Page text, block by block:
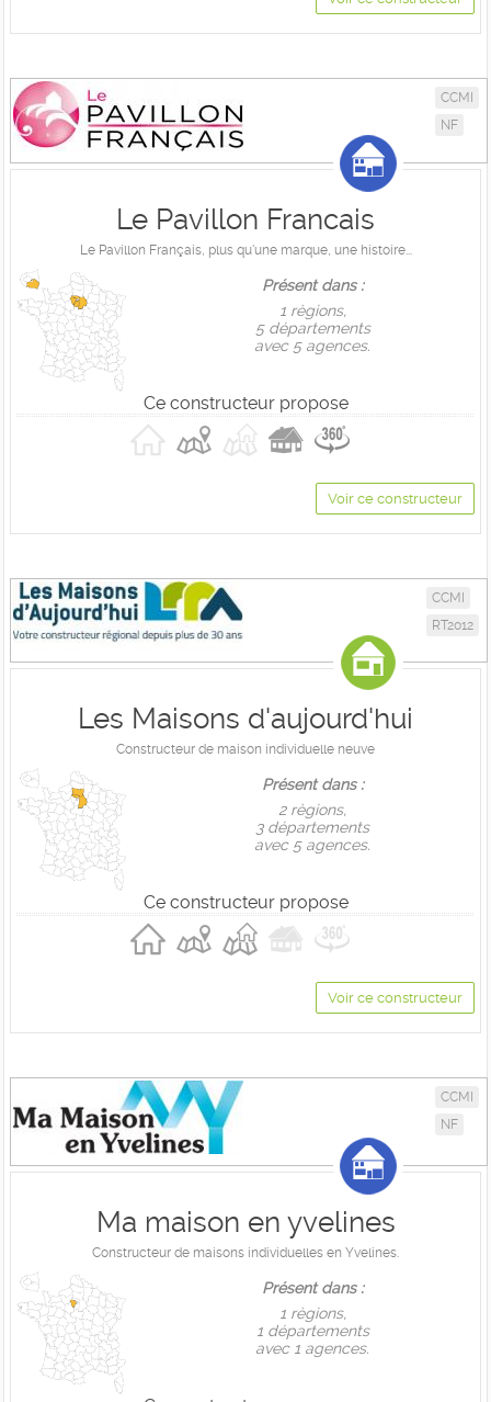
CCMI
NF
Le Pavillon Francais
Le Pavillon Français, plus qu'une marque, une histoire...
Présent dans :
1 règions,
5 départements
avec 5 agences.
Ce constructeur propose
Voir ce constructeur
CCMI
RT2012
Les Maisons d'aujourd'hui
Constructeur de maison individuelle neuve
Présent dans :
2 règions,
3 départements
avec 5 agences.
Ce constructeur propose
Voir ce constructeur
CCMI
NF
Ma maison en yvelines
Constructeur de maisons individuelles en Yvelines.
Présent dans :
1 règions,
1 départements
avec 1 agences.